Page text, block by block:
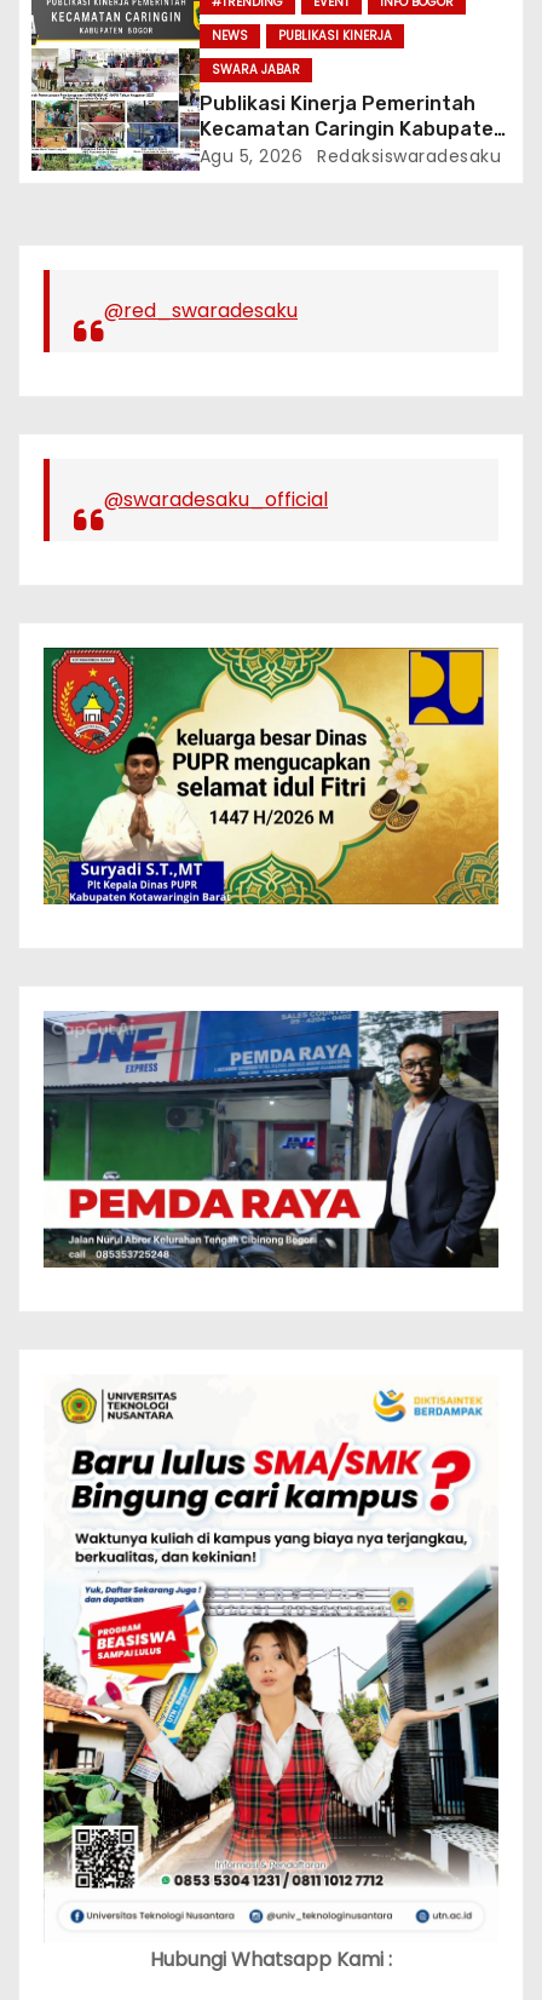
Menggunakan Alat Berat
NEWS
PUBLIKASI KINERJA
SWARA JABAR
Publikasi Kinerja Pemerintah
Kecamatan Caringin Kabupaten
Bogor Tahun 2026
Agu 5, 2026 Redaksiswaradesaku
@red_swaradesaku
@swaradesaku_official
Hubungi Whatsapp Kami :